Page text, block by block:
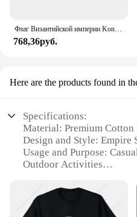
768,36руб.
Here are the products found in
Specifications:
Material: Premium Cotton
Design and Style: Empire
Usage and Purpose:
Outdoor Activities
Performance and
Fabric
Parts and Accessories: